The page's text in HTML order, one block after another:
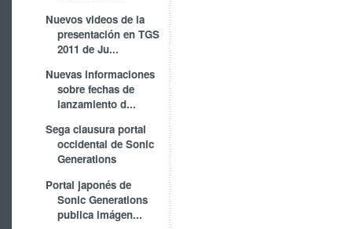
Nuevos videos de la
presentación en TGS
2011 de Ju...
Nuevas informaciones
sobre fechas de
lanzamiento d...
Sega clausura portal
occidental de Sonic
Generations
Portal japonés de
Sonic Generations
publica imágen...